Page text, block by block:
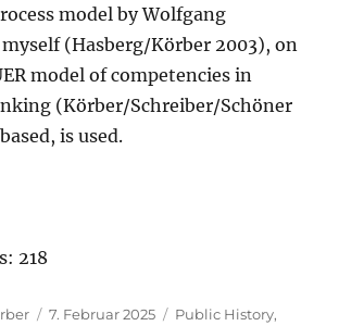
model by Wolfgang
(Hasberg/Körber 2003), on
model of competencies in
(Körber/Schreiber/Schöner
is used.
218
Veröffentlicht
7. Februar 2025 Kategorien
Public History,